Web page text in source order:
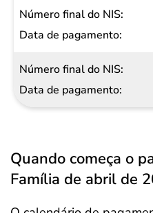
Quando começa o
Família de abril de